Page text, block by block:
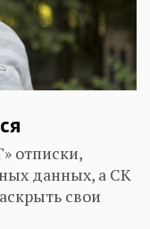
отписки,
данных, а СК
свои